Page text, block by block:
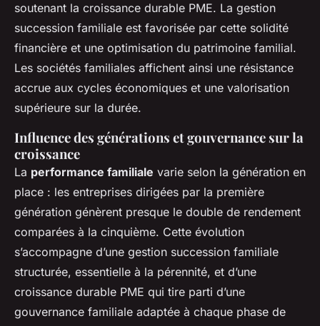
soutenant la croissance durable PME. La gestion
succession familiale est favorisée par cette solidité
financière et une optimisation du patrimoine familial.
Les sociétés familiales affichent ainsi une résistance
accrue aux cycles économiques et une valorisation
supérieure sur la durée.
Influence des générations et gouvernance sur la
croissance
La performance familiale varie selon la génération en
place : les entreprises dirigées par la première
génération génèrent presque le double de rendement
comparées à la cinquième. Cette évolution
s’accompagne d’une gestion succession familiale
structurée, essentielle à la pérennité, et d’une
croissance durable PME qui tire parti d’une
gouvernance familiale adaptée à chaque phase de